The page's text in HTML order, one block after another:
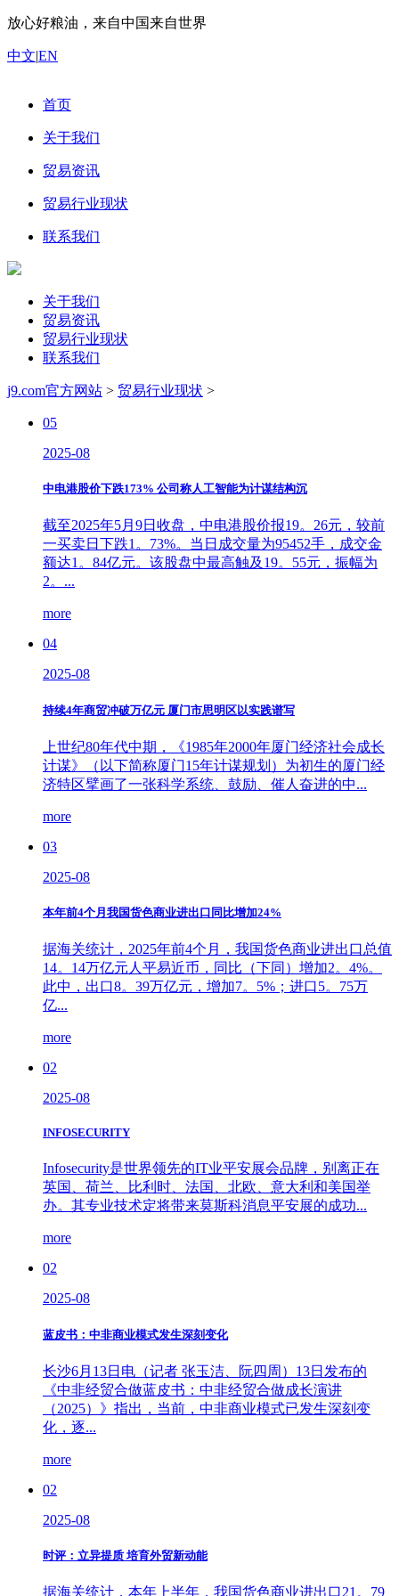
放心好粮油，来自中国来自世界
中文|EN
首页
关于我们
贸易资讯
贸易行业现状
联系我们
关于我们
贸易资讯
贸易行业现状
联系我们
j9.com官方网站 > 贸易行业现状 >
05
2025-08
中电港股价下跌173% 公司称人工智能为计谋结构沉
截至2025年5月9日收盘，中电港股价报19。26元，较前
一买卖日下跌1。73%。当日成交量为95452手，成交金
额达1。84亿元。该股盘中最高触及19。55元，振幅为
2。...
more
04
2025-08
持续4年商贸冲破万亿元 厦门市思明区以实践谱写
上世纪80年代中期，《1985年2000年厦门经济社会成长
计谋》（以下简称厦门15年计谋规划）为初生的厦门经
济特区擘画了一张科学系统、鼓励、催人奋进的中...
more
03
2025-08
本年前4个月我国货色商业进出口同比增加24%
据海关统计，2025年前4个月，我国货色商业进出口总值
14。14万亿元人平易近币，同比（下同）增加2。4%。
此中，出口8。39万亿元，增加7。5%；进口5。75万
亿...
more
02
2025-08
INFOSECURITY
Infosecurity是世界领先的IT业平安展会品牌，别离正在
英国、荷兰、比利时、法国、北欧、意大利和美国举
办。其专业技术定将带来莫斯科消息平安展的成功...
more
02
2025-08
蓝皮书：中非商业模式发生深刻变化
长沙6月13日电（记者 张玉洁、阮四周）13日发布的
《中非经贸合做蓝皮书：中非经贸合做成长演讲
（2025）》指出，当前，中非商业模式已发生深刻变
化，逐...
more
02
2025-08
时评：立异提质 培育外贸新动能
据海关统计，本年上半年，我国货色商业进出口21。79